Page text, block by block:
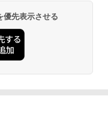
ク シリーズ メディコ
TOY フィギュア
ゲー ゴーグル シュー
護メガネ ゲーミング
サバゲー ゴーグル タ
ゴーグル サバチ バイ
料
・パトロール ダイキ
S.H.フィギュアー
ンクス -マリンフォ
PVC&ABS&布
バンダイスピリッツ)
ティエ[カラーC] 色
ル
MARUI) No.21 H&K
エアーHOPハンドガン
イト) シールはがし
優先表示させる